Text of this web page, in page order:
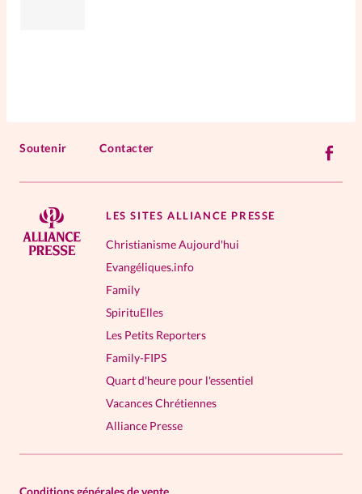
Soutenir Contacter
LES SITES ALLIANCE PRESSE
Christianisme Aujourd'hui
Evangéliques.info
Family
SpirituElles
Les Petits Reporters
Family-FIPS
Quart d'heure pour l'essentiel
Vacances Chrétiennes
Alliance Presse
Conditions générales de vente